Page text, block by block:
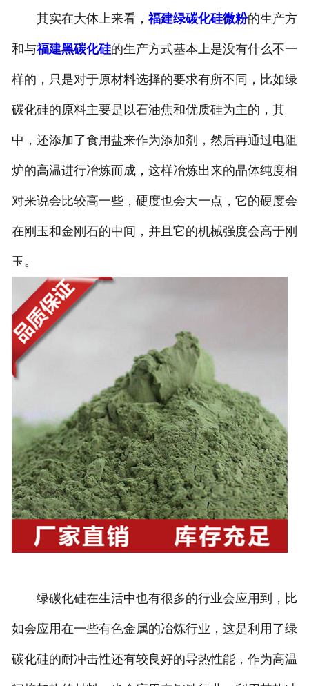
其实在大体上来看， 福建绿碳化硅微粉的生产方
和与福建黑碳化硅的生产方式基本上是没有什么不一
样的，只是对于原材料选择的要求有所不同，比如绿
碳化硅的原料主要是以石油焦和优质硅为主的，其
中，还添加了食用盐来作为添加剂，然后再通过电阻
炉的高温进行冶炼而成，这样冶炼出来的晶体纯度相
对来说会比较高一些，硬度也会大一点，它的硬度会
在刚玉和金刚石的中间，并且它的机械强度会高于刚
玉。
绿碳化硅在生活中也有很多的行业会应用到，比
如会应用在一些有色金属的冶炼行业，这是利用了绿
碳化硅的耐冲击性还有较良好的导热性能，作为高温